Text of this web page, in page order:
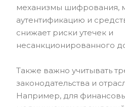
механизмы шифрования,
аутентификацию и
снижает риски утечек и
несанкционированного
Также важно учитывать
законодательства и
Например, для